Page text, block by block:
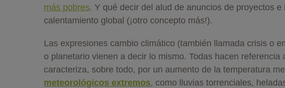
más pobres. Y qué decir del alud de anuncios de proyectos
calentamiento global (¡otro concepto más!).
Las expresiones cambio climático (también llamada crisis o
o planetario vienen a decir lo mismo. Todas hacen
caracteriza, sobre todo, por un aumento de la temperatura
meteorológicos extremos, como lluvias torrenciales,